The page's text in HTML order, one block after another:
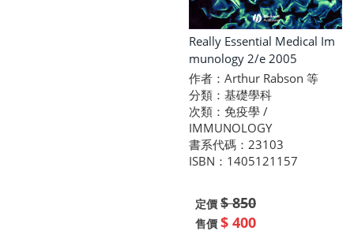
Really Essential Medical Im
munology 2/e 2005
作者：Arthur Rabson 等
分類：基礎學科
次類：免疫學 /
IMMUNOLOGY
書系代碼：23103
ISBN：1405121157
定價 $ 850
售價 $ 400